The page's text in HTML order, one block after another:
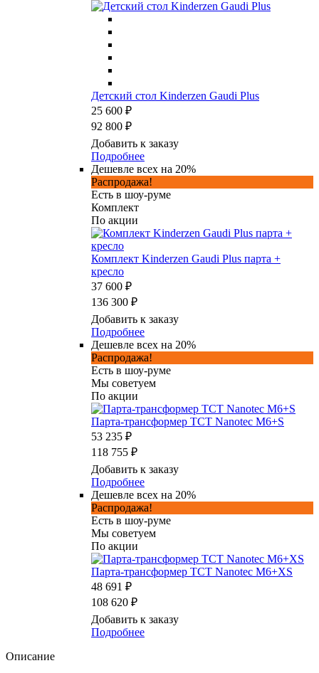
Детский стол Kinderzen Gaudi Plus
25 600 ₽
92 800 ₽
Добавить к заказу
Подробнее
Дешевле всех на 20%
Распродажа!
Есть в шоу-руме
Комплект
По акции
Комплект Kinderzen Gaudi Plus парта +
кресло
37 600 ₽
136 300 ₽
Добавить к заказу
Подробнее
Дешевле всех на 20%
Распродажа!
Есть в шоу-руме
Мы советуем
По акции
Парта-трансформер TCT Nanotec M6+S
53 235 ₽
118 755 ₽
Добавить к заказу
Подробнее
Дешевле всех на 20%
Распродажа!
Есть в шоу-руме
Мы советуем
По акции
Парта-трансформер TCT Nanotec M6+XS
48 691 ₽
108 620 ₽
Добавить к заказу
Подробнее
Описание